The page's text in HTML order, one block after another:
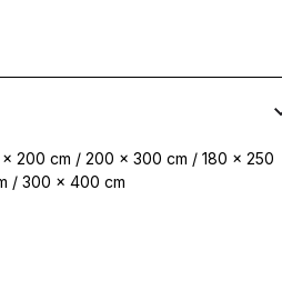
200 cm / 200 x 300 cm / 180 x 250
/ 300 x 400 cm